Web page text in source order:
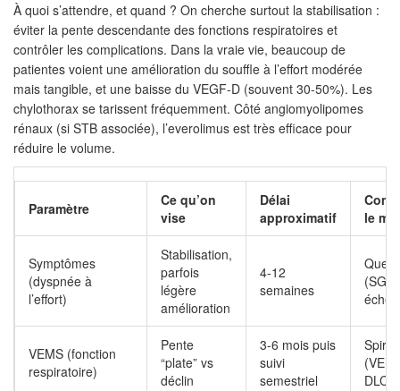
À quoi s’attendre, et quand ? On cherche surtout la stabilisation :
éviter la pente descendante des fonctions respiratoires et
contrôler les complications. Dans la vraie vie, beaucoup de
patientes voient une amélioration du souffle à l’effort modérée
mais tangible, et une baisse du VEGF-D (souvent 30-50%). Les
chylothorax se tarissent fréquemment. Côté angiomyolipomes
rénaux (si STB associée), l’everolimus est très efficace pour
réduire le volume.
Paramètre
Ce qu’on
vise
Délai
approximatif
le
Symptômes
(dyspnée à
l’effort)
Stabilisation,
parfois
légère
amélioration
4-12
semaines
VEMS (fonction
respiratoire)
Pente
“plate” vs
déclin
3-6 mois puis
suivi
semestriel
DLCO